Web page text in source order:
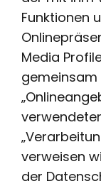
Funktionen
Media
gemeinsam
verweisen
der